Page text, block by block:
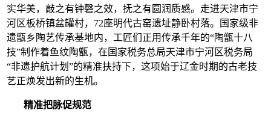
实华美，敲之有钟磬之效，抚之有圆润质感。走进天津市宁
河区板桥镇盆罐村，72座明代古窑遗址静卧村落。国家级非
遗甑乡陶艺传承基地内，工匠们正用传承千年的“陶甑十八
技”制作着鱼纹陶甑，在国家税务总局天津市宁河区税务局
“非遗护航计划”的精准扶持下，这项始于辽金时期的古老技
艺正焕发出新的生机。
精准把脉促规范